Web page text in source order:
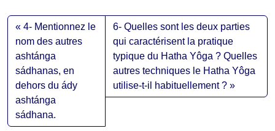
4- Mentionnez le
nom des autres
ashtánga
sádhanas, en
dehors du ády
ashtánga
sádhana.
6- Quelles sont les deux parties
qui caractérisent la pratique
typique du Hatha Yôga ? Quelles
autres techniques le Hatha Yôga
utilise-t-il habituellement ?